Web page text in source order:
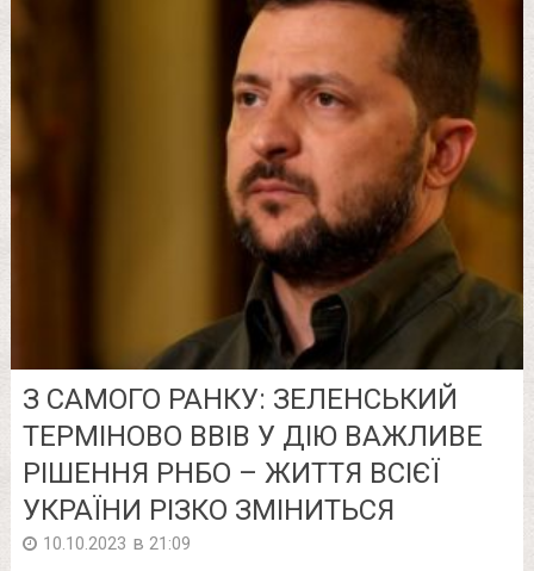
З САМОГО РАНКУ: ЗЕЛЕНСЬКИЙ
ТЕРМІНОВО ВВІВ У ДІЮ ВАЖЛИВЕ
РІШЕННЯ РНБО – ЖИТТЯ ВСІЄЇ
УКРАЇНИ РІЗКО ЗМІНИТЬСЯ
10.10.2023 в 21:09